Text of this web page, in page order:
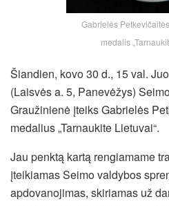
Gabrielės
medalis
Šiandien, kovo 30 d., 15 val.
(Laisvės a. 5, Panevėžys)
Graužinienė įteiks Gabrielės
medalius „Tarnaukite Lietuvai“.
Jau penktą kartą rengiamame
įteikiamas Seimo valdybos
apdovanojimas, skiriamas už